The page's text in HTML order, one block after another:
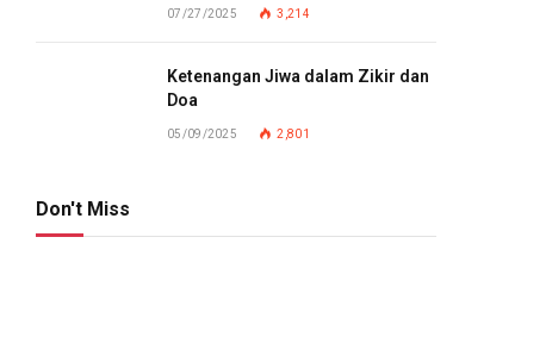
07/27/2025 3,214
Ketenangan Jiwa dalam Zikir dan
Doa
05/09/2025 2,801
Don't Miss